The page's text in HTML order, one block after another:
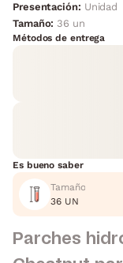
Presentación: Unidad
Tamaño:36 un
Métodos de entrega
Es bueno saber
Tamaño
36 UN
Parches